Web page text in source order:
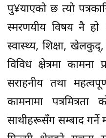
पु¥याएको छ त्यो
स्मरणयीय विषय नै हो
स्वास्थ्य, शिक्षा,
विविध क्षेत्रमा
सराहनीय तथा
कामनामा
साथीहरूसँग सम्बाद गर्ने